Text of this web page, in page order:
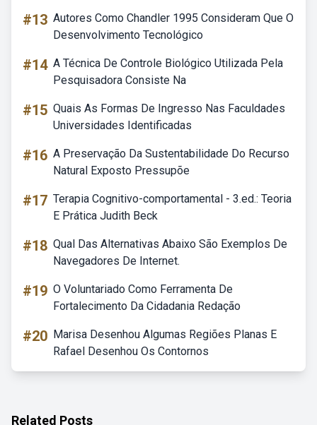
#13 Autores Como Chandler 1995 Consideram Que O
Desenvolvimento Tecnológico
#14 A Técnica De Controle Biológico Utilizada Pela
Pesquisadora Consiste Na
#15 Quais As Formas De Ingresso Nas Faculdades
Universidades Identificadas
#16 A Preservação Da Sustentabilidade Do Recurso
Natural Exposto Pressupõe
#17 Terapia Cognitivo-comportamental - 3.ed.: Teoria
E Prática Judith Beck
#18 Qual Das Alternativas Abaixo São Exemplos De
Navegadores De Internet.
#19 O Voluntariado Como Ferramenta De
Fortalecimento Da Cidadania Redação
#20 Marisa Desenhou Algumas Regiões Planas E
Rafael Desenhou Os Contornos
Related Posts